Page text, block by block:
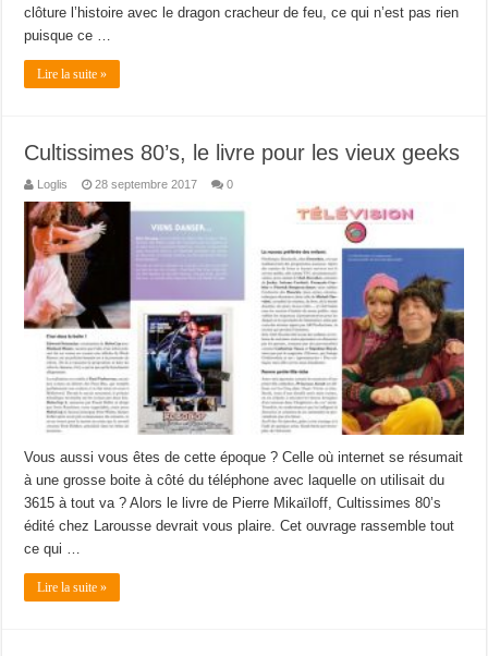
clôture l’histoire avec le dragon cracheur de feu, ce qui n’est pas rien
puisque ce …
Lire la suite »
Cultissimes 80’s, le livre pour les vieux geeks
Loglis 28 septembre 2017 0
Vous aussi vous êtes de cette époque ? Celle où internet se résumait
à une grosse boite à côté du téléphone avec laquelle on utilisait du
3615 à tout va ? Alors le livre de Pierre Mikaïloff, Cultissimes 80’s
édité chez Larousse devrait vous plaire. Cet ouvrage rassemble tout
ce qui …
Lire la suite »